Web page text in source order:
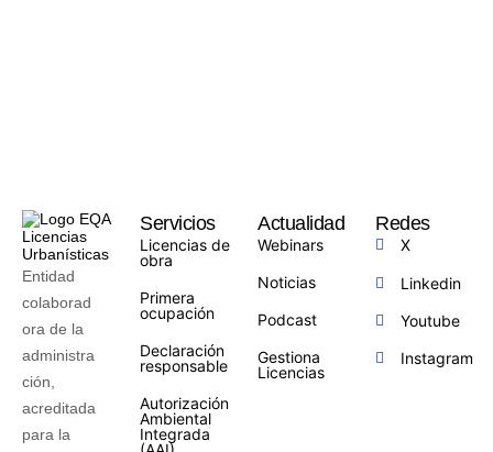
Entidad
colaborad
ora de la
administra
ción,
acreditada
para la
Servicios
Licencias de
obra
Primera
ocupación
Declaración
responsable
Autorización
Ambiental
Integrada
Actualidad
Webinars
Noticias
Podcast
Gestiona
Licencias
Redes
X
Linkedin
Youtube
Instagram